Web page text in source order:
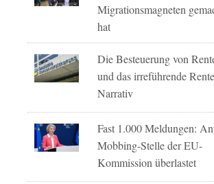
Migrationsmagneten
hat
Die Besteuerung von
und das irreführende
Narrativ
Fast 1.000 Meldungen:
Mobbing-Stelle der EU-
Kommission überlastet